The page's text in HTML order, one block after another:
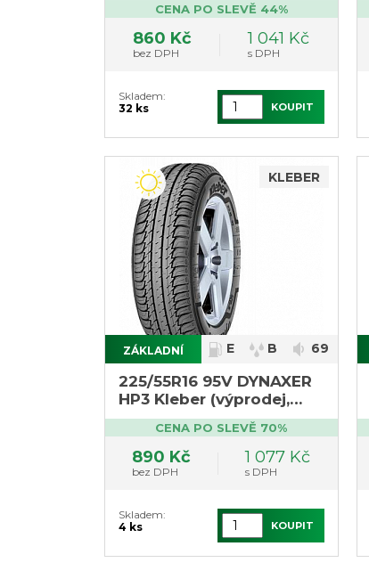
CENA PO SLEVĚ 44%
860 Kč
bez DPH
1 041 Kč
s DPH
Skladem:
32 ks
KOUPIT
KLEBER
ZÁKLADNÍ E B 69
225/55R16 95V DYNAXER
HP3 Kleber (výprodej,
2ks, DOT rok 2016)
CENA PO SLEVĚ 70%
890 Kč
bez DPH
1 077 Kč
s DPH
Skladem:
4 ks
KOUPIT